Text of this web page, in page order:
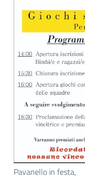
Pavanello in festa,